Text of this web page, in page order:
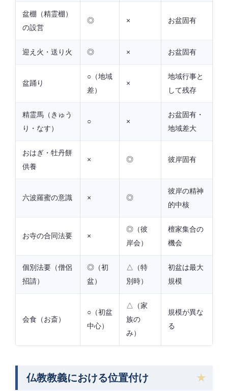
盆棚（精霊棚）
の設営
◎ × お盆固有
迎え火・送り火 ◎ × お盆固有
盆踊り
○（地域
差）
×
地域行事と
して残存
精霊馬（きゅう
り・なす）
○ ×
お盆固有・
地域差大
おはぎ・牡丹餅
供養
× ◎ 彼岸固有
六波羅蜜の意識 × ◎
彼岸の精神
的中核
お寺の合同法要 ×
◎（彼
岸会）
檀家集合の
機会
個別法要（僧侶
招請）
◎（初
盆）
△（特
別時）
初盆は最大
規模
会食（お斎）
○（初盆
中心）
△（家
族の
み）
規模が異な
る
仏教教義における位置付け